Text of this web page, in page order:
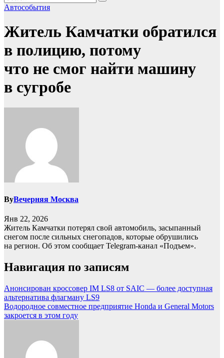
Автособытия
Житель Камчатки обратился
в полицию, потому
что не смог найти машину
в сугробе
ByВечерняя Москва
Янв 22, 2026
Житель Камчатки потерял свой автомобиль, засыпанный
снегом после сильных снегопадов, которые обрушились
на регион. Об этом сообщает Telegram-канал «Подъем».
Навигация по записям
Анонсирован кроссовер IM LS8 от SAIC — более доступная
альтернатива флагману LS9
Водородное совместное предприятие Honda и General Motors
закроется в этом году